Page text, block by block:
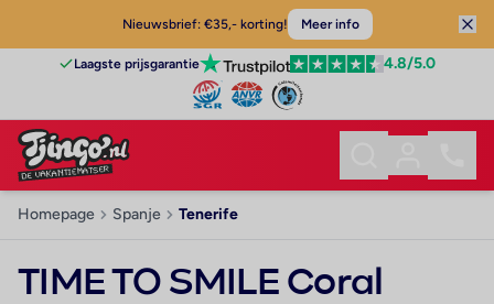
Nieuwsbrief: €35,- korting! Meer info
Laagste prijsgarantie 4.8/5.0
Homepage Spanje Tenerife
TIME TO SMILE Coral